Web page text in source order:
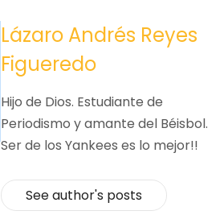
Lázaro Andrés Reyes
Figueredo
Hijo de Dios. Estudiante de
Periodismo y amante del Béisbol.
Ser de los Yankees es lo mejor!!
See author's posts